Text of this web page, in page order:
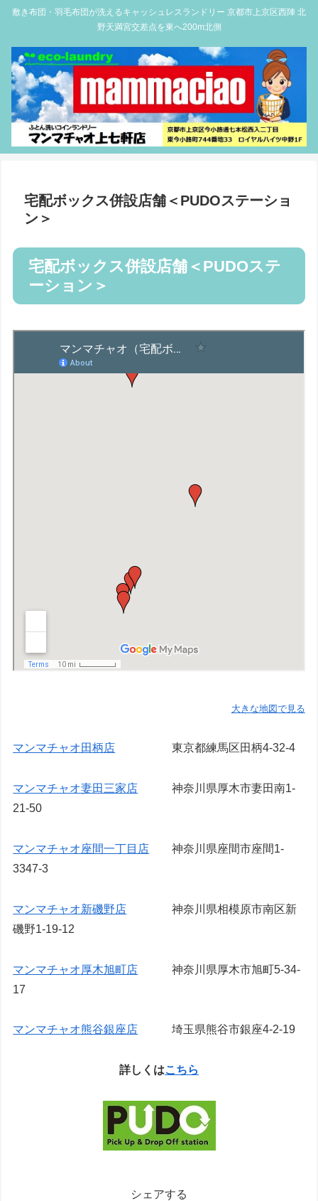
敷き布団・羽毛布団が洗えるキャッシュレスランドリー 京都市上京区西陣 北
野天満宮交差点を東へ200m北側
宅配ボックス併設店舗＜PUDOステーショ
ン＞
宅配ボックス併設店舗＜PUDOステ
ーション＞
大きな地図で見る
マンマチャオ田柄店 東京都練馬区田柄4-32-4
マンマチャオ妻田三家店 神奈川県厚木市妻田南1-
21-50
マンマチャオ座間一丁目店 神奈川県座間市座間1-
3347-3
マンマチャオ新磯野店 神奈川県相模原市南区新
磯野1-19-12
マンマチャオ厚木旭町店 神奈川県厚木市旭町5-34-
17
マンマチャオ熊谷銀座店 埼玉県熊谷市銀座4-2-19
詳しくはこちら
シェアする